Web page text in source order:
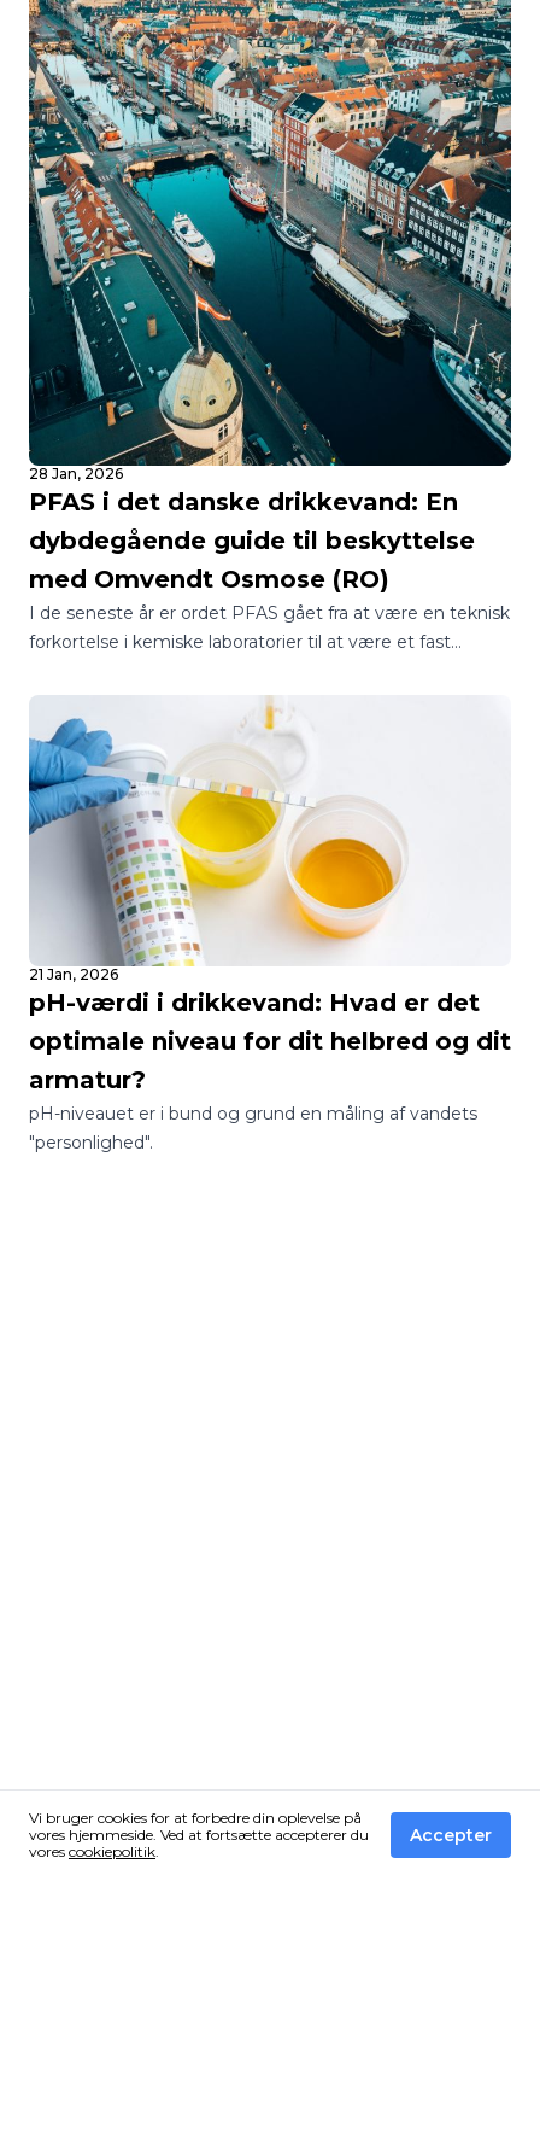
28 Jan, 2026
PFAS i det danske drikkevand: En
dybdegående guide til beskyttelse
med Omvendt Osmose (RO)
I de seneste år er ordet PFAS gået fra at være en teknisk
forkortelse i kemiske laboratorier til at være et fast
21 Jan, 2026
pH-værdi i drikkevand: Hvad er det
optimale niveau for dit helbred og dit
armatur?
pH-niveauet er i bund og grund en måling af vandets
"personlighed".
Vi bruger cookies for at forbedre din oplevelse på
vores hjemmeside. Ved at fortsætte accepterer du
vores cookiepolitik.
Accepter